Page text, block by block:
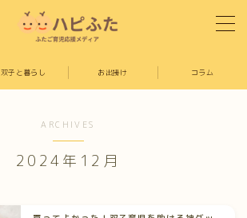
双子と暮らし お出掛け コラム
ARCHIVES
2024年12月